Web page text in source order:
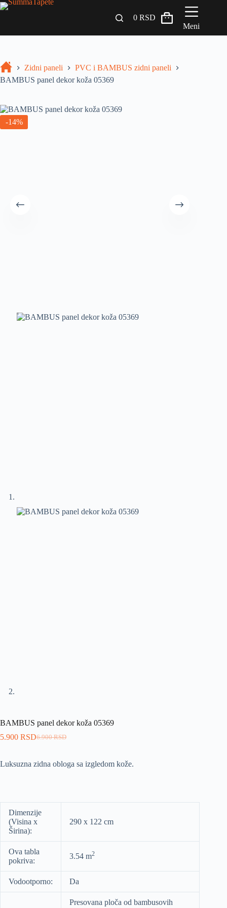
Drveni Pregradni Zidovi i Police
0RSD
Meni
Zidni paneli
PVC i BAMBUS zidni paneli
BAMBUS panel dekor koža 05369
-14%
BAMBUS panel dekor koža 05369
6.900RSD
5.900 RSD
Luksuzna zidna obloga sa izgledom kože.
Dimenzije
(Visina x
Širina):
290 x 122 cm
Ova tabla
pokriva:
3.54 m2
Vodootporno: Da
Presovana ploča od bambusovih